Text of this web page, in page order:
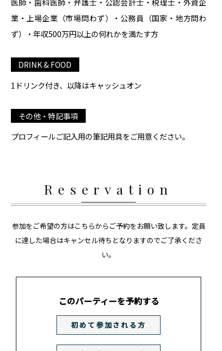
業・上場企業（市場問わず）・公務員（国家・地方問わ
ず）・年収500万円以上の何れかを満たす方
DRINK & FOOD
1ドリンク付き、以降はキャッシュオン
その他・特記事項
プロフィールご記入用の筆記用具をご用意ください。
Reservation
参加をご希望の方はこちらからご予約をお願い致します。定員
に達した場合はキャンセル待ちとなりますのでご了承くださ
い。
このパーティーを予約する
初めて参加される方